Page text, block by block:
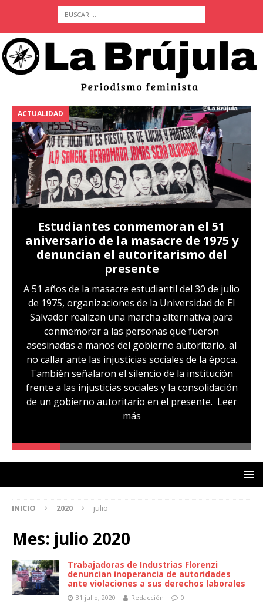
ACTUALIDAD
Estudiantes conmemoran el 51
aniversario de la masacre de 1975 y
denuncian el autoritarismo del
presente
A 51 años de la masacre estudiantil del 30 de julio
de 1975, organizaciones de la Universidad de El
Salvador realizan una marcha alternativa para
conmemorar a las personas que fueron
asesinadas a manos del gobierno autoritario, al
no callar ante las injusticias sociales de la época.
También señalaron el silencio de la institución
frente a las injusticias sociales y la consolidación
de un gobierno autoritario en el presente. Leer
más
INICIO 2020 julio
Mes: julio 2020
Trabajadoras de Industrias Florenzi
denuncian inoperancia de autoridades
ante violaciones a sus derechos laborales
31 julio, 2020 Redacción 0